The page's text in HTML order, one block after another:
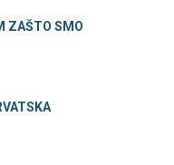
ZAŠTO SMO